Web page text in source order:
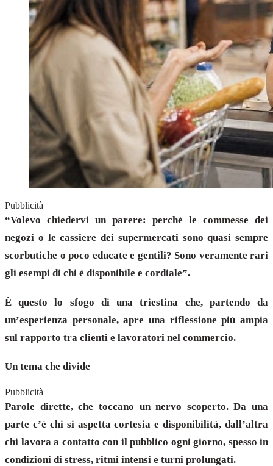
Pubblicità
“Volevo chiedervi un parere: perché le commesse dei
negozi o le cassiere dei supermercati sono quasi sempre
scorbutiche o poco educate e gentili? Sono veramente rari
gli esempi di chi è disponibile e cordiale”.
È questo lo sfogo di una triestina che, partendo da
un’esperienza personale, apre una riflessione più ampia
sul rapporto tra clienti e lavoratori nel commercio.
Un tema che divide
Pubblicità
Parole dirette, che toccano un nervo scoperto. Da una
parte c’è chi si aspetta cortesia e disponibilità, dall’altra
chi lavora a contatto con il pubblico ogni giorno, spesso in
condizioni di stress, ritmi intensi e turni prolungati.